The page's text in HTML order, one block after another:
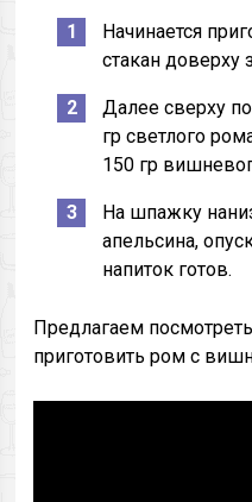
Начинается
стакан доверху
Далее сверху
гр светлого
150 гр
На шпажку
апельсина,
напиток готов.
Предлагаем
приготовить ром с